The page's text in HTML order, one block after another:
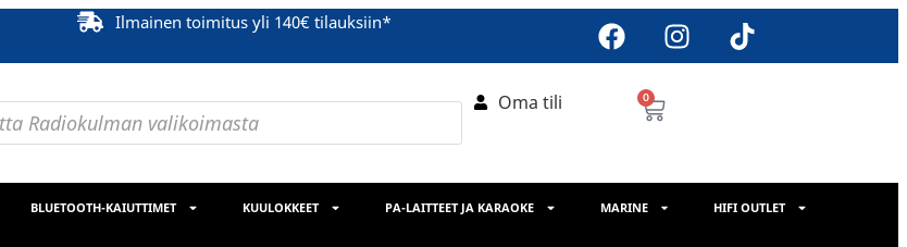
Ilmainen toimitus yli 140€ tilauksiin*
Oma tili 0
BLUETOOTH-KAIUTTIMET KUULOKKEET PA-LAITTEET JA KARAOKE MARINE HIFI OUTLET